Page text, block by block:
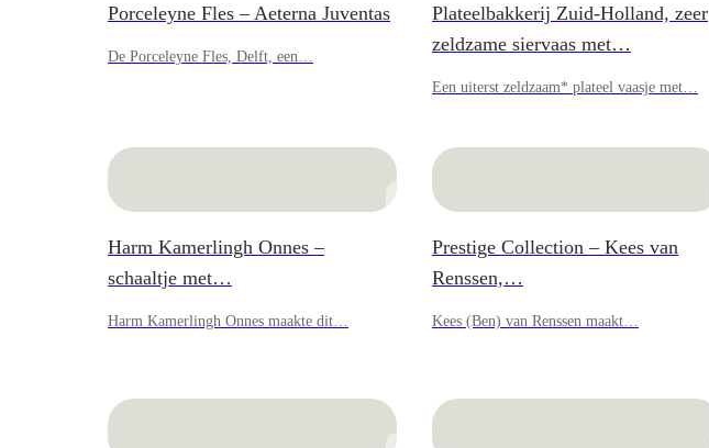
Porceleyne Fles – Aeterna Juventas
De Porceleyne Fles, Delft, een…
Plateelbakkerij Zuid-Holland, zeer
zeldzame siervaas met…
Een uiterst zeldzaam* plateel vaasje met…
Harm Kamerlingh Onnes –
schaaltje met…
Harm Kamerlingh Onnes maakte dit…
Prestige Collection – Kees van
Renssen,…
Kees (Ben) van Renssen maakt…